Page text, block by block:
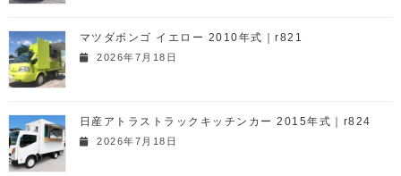
マツダボンゴ イエロー 2010年式｜r821
2026年7月18日
日産アトラストラックキッチンカー 2015年式｜r824
2026年7月18日